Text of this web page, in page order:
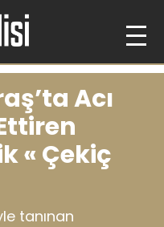
Acı
« Çekiç
tanınan